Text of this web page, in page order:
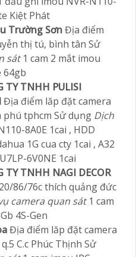
Kiệt Phát
Trường SơnĐịa điểm
thị tú, bình tân Sử
sát1 cam 2 mắt imou
64gb
TY TNHH PULISI
Địa điểm lăp đặt camera
tphcm Sử dụng Dịch
8A0E 1cai , HDD
1G cua cty 1cai , A32
6V0NE 1cai
TY TNHH NAGI DECOR
86/76c thích quảng đức
camera quan sát1 cam
4S-Gen
Địa điểm lăp đặt camera
C.c Phúc Thịnh Sử